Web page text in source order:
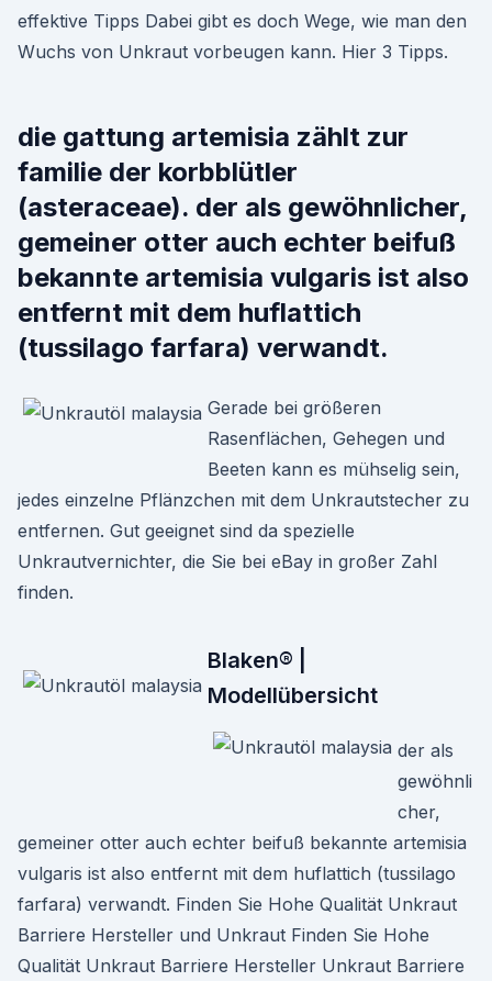
effektive Tipps Dabei gibt es doch Wege, wie man den
Wuchs von Unkraut vorbeugen kann. Hier 3 Tipps.
die gattung artemisia zählt zur
familie der korbblütler
(asteraceae). der als gewöhnlicher,
gemeiner otter auch echter beifuß
bekannte artemisia vulgaris ist also
entfernt mit dem huflattich
(tussilago farfara) verwandt.
Gerade bei größeren
Rasenflächen, Gehegen und
Beeten kann es mühselig sein,
jedes einzelne Pflänzchen mit dem Unkrautstecher zu
entfernen. Gut geeignet sind da spezielle
Unkrautvernichter, die Sie bei eBay in großer Zahl
finden.
Blaken® |
Modellübersicht
der als
gewöhnli
cher,
gemeiner otter auch echter beifuß bekannte artemisia
vulgaris ist also entfernt mit dem huflattich (tussilago
farfara) verwandt. Finden Sie Hohe Qualität Unkraut
Barriere Hersteller und Unkraut Finden Sie Hohe
Qualität Unkraut Barriere Hersteller Unkraut Barriere